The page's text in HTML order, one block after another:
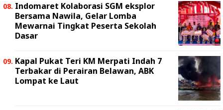
Indomaret Kolaborasi SGM eksplor
Bersama Nawila, Gelar Lomba
Mewarnai Tingkat Peserta Sekolah
Dasar
Kapal Pukat Teri KM Merpati Indah 7
Terbakar di Perairan Belawan, ABK
Lompat ke Laut